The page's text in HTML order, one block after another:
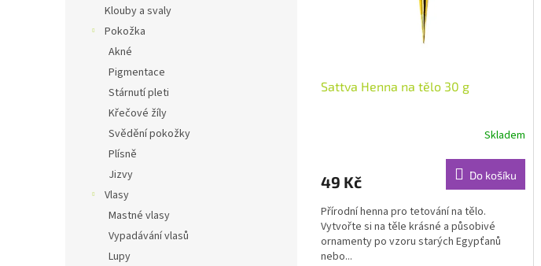
Klouby a svaly
Pokožka
Akné
Pigmentace
Stárnutí pleti
Křečové žíly
Svědění pokožky
Plísně
Jizvy
Vlasy
Mastné vlasy
Vypadávání vlasů
Lupy
Sattva Henna na tělo 30 g
je
z
5
hvězdiček.
Skladem
49 Kč Do košíku
Přírodní henna pro tetování na tělo.
Vytvořte si na těle krásné a působivé
ornamenty po vzoru starých Egypťanů
nebo...